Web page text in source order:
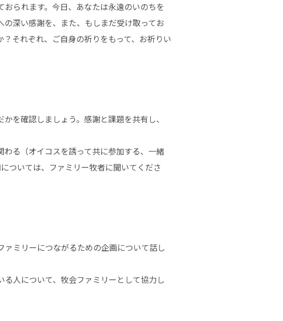
られます。今日、あなたは永遠のいのちを
深い感謝を、また、もしまだ受け取ってお
それぞれ、ご自身の祈りをもって、お祈りい
を確認しましょう。感謝と課題を共有し、
る（オイコスを誘って共に参加する、一緒
ついては、ファミリー牧者に聞いてくださ
ミリーにつながるための企画について話し
人について、牧会ファミリーとして協力し